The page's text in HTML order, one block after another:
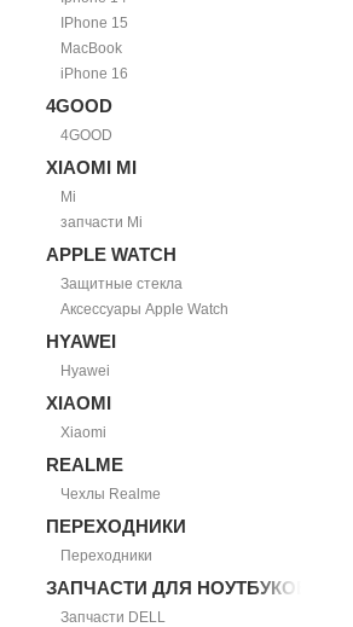
IPhone 15
MacBook
iPhone 16
4GOOD
4GOOD
XIAOMI MI
Mi
запчасти Mi
APPLE WATCH
Защитные стекла
Аксессуары Apple Watch
HYAWEI
Hyawei
XIAOMI
Xiaomi
REALME
Чехлы Realme
ПЕРЕХОДНИКИ
Переходники
ЗАПЧАСТИ ДЛЯ НОУТБУКОВ
Запчасти DELL